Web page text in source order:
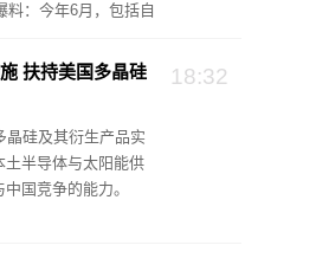
料：今年6月，包括自
。
18:32
扶持美国多晶硅
晶硅及其衍生产品实
半导体与太阳能供
国竞争的能力。